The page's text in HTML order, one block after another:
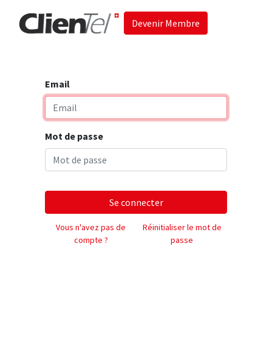
Devenir Membre
Email
Mot de passe
Se connecter
Vous n'avez pas de
compte ?
Réinitialiser le mot de
passe